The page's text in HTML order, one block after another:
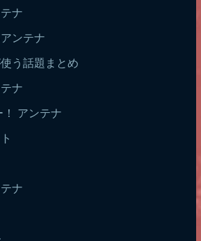
ナ
ンテナ
う話題まとめ
ナ
！ アンテナ
ナ